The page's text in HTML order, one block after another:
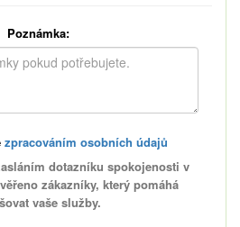
Poznámka:
zpracováním osobních údajů
dotazníku spokojenosti v
zákazníky, který pomáhá
vaše služby.